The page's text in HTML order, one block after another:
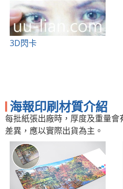
3D閃卡
海報印刷材質介紹
每批紙張出廠時，厚度及重量
差異，應以實際出貨為主。